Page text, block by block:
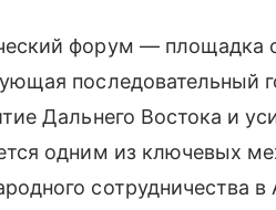
форум — площадка
последовательный
Дальнего Востока и
одним из ключевых
сотрудничества